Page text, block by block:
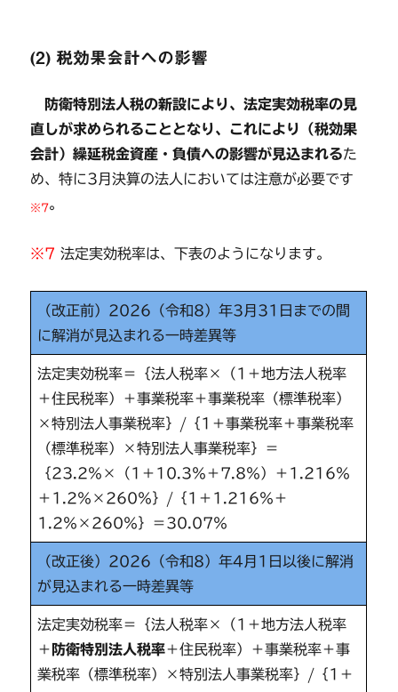
(2) 税効果会計への影響
防衛特別法人税の新設により、法定実効税率の見
直しが求められることとなり、これにより（税効果
会計）繰延税金資産・負債への影響が見込まれるた
め、特に3月決算の法人においては注意が必要です
※7。
※7 法定実効税率は、下表のようになります。
（改正前）2026（令和8）年3月31日までの間
に解消が見込まれる一時差異等
法定実効税率＝｛法人税率×（1＋地方法人税率
＋住民税率）＋事業税率＋事業税率（標準税率）
×特別法人事業税率｝/｛1＋事業税率＋事業税率
（標準税率）×特別法人事業税率｝＝
｛23.2％×（1＋10.3％＋7.8％）＋1.216％
＋1.2％×260％｝/｛1＋1.216％＋
1.2％×260％｝＝30.07％
（改正後）2026（令和8）年4月1日以後に解消
が見込まれる一時差異等
法定実効税率＝｛法人税率×（1＋地方法人税率
＋ 防衛特別法人税率＋住民税率）＋事業税率＋事
業税率（標準税率）×特別法人事業税率｝/｛1＋